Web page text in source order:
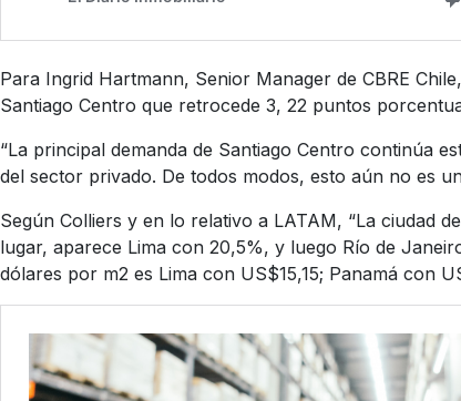
Para Ingrid Hartmann, Senior Manager de CBRE
Santiago Centro que retrocede 3, 22 puntos
“La principal demanda de Santiago Centro continúa
del sector privado. De todos modos, esto aún no es
Según Colliers y en lo relativo a LATAM, “La ciudad
lugar, aparece Lima con 20,5%, y luego Río de
dólares por m2 es Lima con US$15,15; Panamá con